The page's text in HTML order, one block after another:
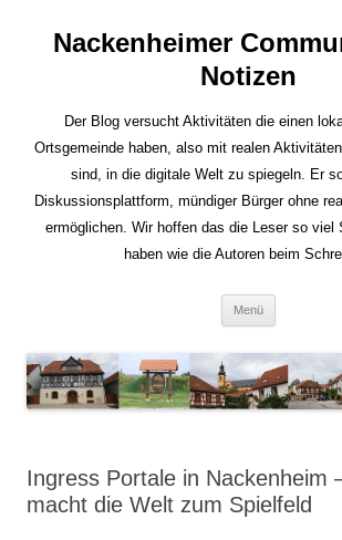
Nackenheimer
Notizen
Der Blog versucht Aktivitäten die einen
Ortsgemeinde haben, also mit realen
sind, in die digitale Welt zu spiegeln. Er
Diskussionsplattform, mündiger Bürger ohne
ermöglichen. Wir hoffen das die Leser so viel
haben wie die Autoren beim
Menü
Ingress Portale in Nackenheim
macht die Welt zum Spielfeld